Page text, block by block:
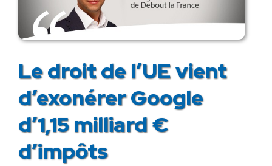
Le droit de l’UE vient
d’exonérer Google
d’1,15 milliard €
d’impôts